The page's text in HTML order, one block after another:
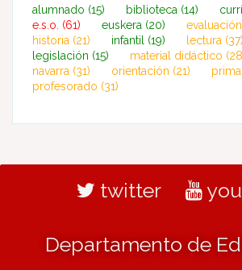
alumnado (15) biblioteca (14)
e.s.o. (61) euskera (20) evaluación
historia (21) infantil (19) lectura (37)
legislación (15) material didáctico
navarra (31) orientación (21)
profesorado (31)
twitter
Departamento de